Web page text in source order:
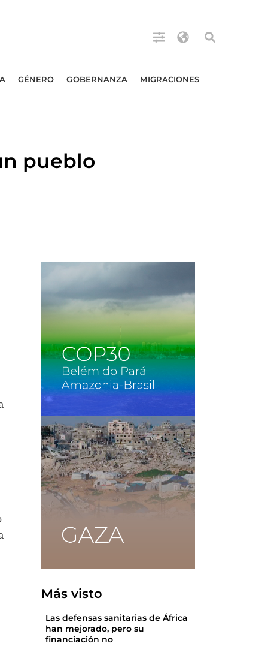
GÉNERO GOBERNANZA MIGRACIONES
pueblo
Más visto
Las defensas sanitarias de África
han mejorado, pero su
financiación no